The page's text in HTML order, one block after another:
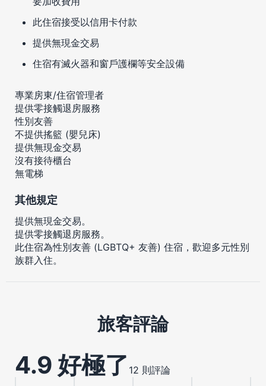
此住宿接受以信用卡付款
提供無現金交易
住宿有滅火器和窗戶護欄等安全設備
專業房東/住宿管理者
提供零接觸退房服務
性別友善
不提供搖籃 (嬰兒床)
提供無現金交易
沒有接待櫃台
無電梯
其他規定
提供無現金交易。
提供零接觸退房服務。
此住宿為性別友善 (LGBTQ+ 友善) 住宿，歡迎多元性別
族群入住。
旅客評論
4.9 好極了 12 則評論